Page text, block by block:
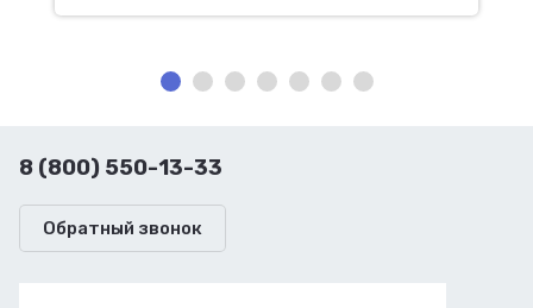
8 (800) 550-13-33
Обратный звонок